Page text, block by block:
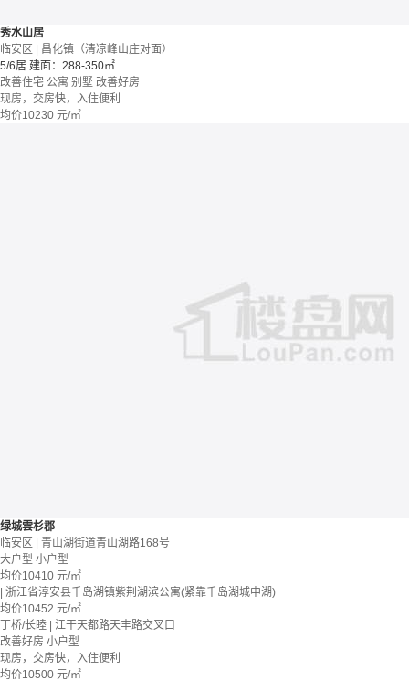
秀水山居
临安区 | 昌化镇（清凉峰山庄对面）
5/6居 建面：288-350㎡
改善住宅 公寓 别墅 改善好房
现房，交房快，入住便利
均价10230 元/㎡
绿城雲杉郡
临安区 | 青山湖街道青山湖路168号
大户型 小户型
均价10410 元/㎡
| 浙江省淳安县千岛湖镇紫荆湖滨公寓(紧靠千岛湖城中湖)
均价10452 元/㎡
丁桥/长睦 | 江干天都路天丰路交叉口
改善好房 小户型
现房，交房快，入住便利
均价10500 元/㎡